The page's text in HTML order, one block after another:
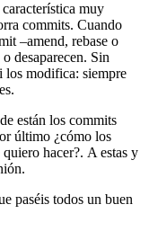
muy
commits. Cuando
–amend, rebase o
desaparecen. Sin
los modifica: siempre
están los commits
último ¿cómo los
hacer?. A estas y
paséis todos un buen